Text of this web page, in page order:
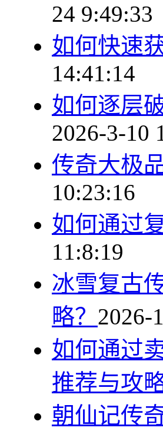
24 9:49:33
如何快速
14:41:14
如何逐层
2026-3-10
传奇大极
10:23:16
如何通过
11:8:19
冰雪复古
略？ 2026-
如何通过
推荐与攻
朝仙记传